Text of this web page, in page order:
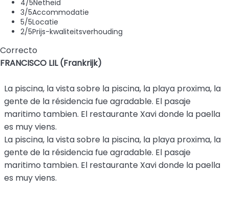
4/5Netheid
3/5Accommodatie
5/5Locatie
2/5Prijs-kwaliteitsverhouding
Correcto
FRANCISCO LIL (Frankrijk)
La piscina, la vista sobre la piscina, la playa proxima, la
gente de la résidencia fue agradable. El pasaje
maritimo tambien. El restaurante Xavi donde la paella
es muy viens.
La piscina, la vista sobre la piscina, la playa proxima, la
gente de la résidencia fue agradable. El pasaje
maritimo tambien. El restaurante Xavi donde la paella
es muy viens.